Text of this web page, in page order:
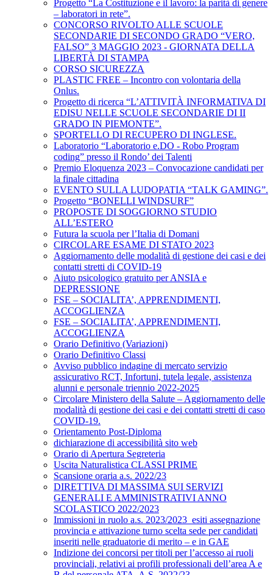
Progetto “La Costituzione e il lavoro: la parità di genere
– laboratori in rete”.
CONCORSO RIVOLTO ALLE SCUOLE
SECONDARIE DI SECONDO GRADO “VERO,
FALSO” 3 MAGGIO 2023 - GIORNATA DELLA
LIBERTÀ DI STAMPA
CORSO SICUREZZA
PLASTIC FREE – Incontro con volontaria della
Onlus.
Progetto di ricerca “L’ATTIVITÀ INFORMATIVA DI
EDISU NELLE SCUOLE SECONDARIE DI II
GRADO IN PIEMONTE”.
SPORTELLO DI RECUPERO DI INGLESE.
Laboratorio “Laboratorio e.DO - Robo Program
coding” presso il Rondo’ dei Talenti
Premio Eloquenza 2023 – Convocazione candidati per
la finale cittadina
EVENTO SULLA LUDOPATIA “TALK GAMING”.
Progetto “BONELLI WINDSURF”
PROPOSTE DI SOGGIORNO STUDIO
ALL’ESTERO
Futura la scuola per l’Italia di Domani
CIRCOLARE ESAME DI STATO 2023
Aggiornamento delle modalità di gestione dei casi e dei
contatti stretti di COVID-19
Aiuto psicologico gratuito per ANSIA e
DEPRESSIONE
FSE – SOCIALITA’, APPRENDIMENTI,
ACCOGLIENZA
FSE – SOCIALITA’, APPRENDIMENTI,
ACCOGLIENZA
Orario Definitivo (Variazioni)
Orario Definitivo Classi
Avviso pubblico indagine di mercato servizio
assicurativo RCT, Infortuni, tutela legale, assistenza
alunni e personale triennio 2022-2025
Circolare Ministero della Salute – Aggiornamento delle
modalità di gestione dei casi e dei contatti stretti di caso
COVID-19.
Orientamento Post-Diploma
dichiarazione di accessibilità sito web
Orario di Apertura Segreteria
Uscita Naturalistica CLASSI PRIME
Scansione oraria a.s. 2022/23
DIRETTIVA DI MASSIMA SUI SERVIZI
GENERALI E AMMINISTRATIVI ANNO
SCOLASTICO 2022/2023
Immissioni in ruolo a.s. 2023/2023_esiti assegnazione
provincia e attivazione turno scelta sede per candidati
inseriti nelle graduatorie di merito – e in GAE
Indizione dei concorsi per titoli per l’accesso ai ruoli
provinciali, relativi ai profili professionali dell’area A e